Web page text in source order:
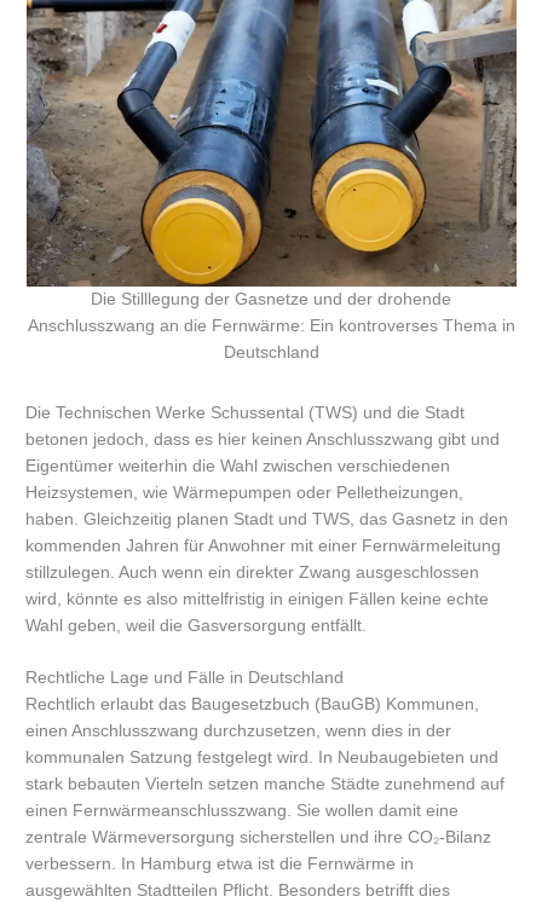
Die Stilllegung der Gasnetze und der drohende
Anschlusszwang an die Fernwärme: Ein kontroverses Thema in
Deutschland
Die Technischen Werke Schussental (TWS) und die Stadt
betonen jedoch, dass es hier keinen Anschlusszwang gibt und
Eigentümer weiterhin die Wahl zwischen verschiedenen
Heizsystemen, wie Wärmepumpen oder Pelletheizungen,
haben. Gleichzeitig planen Stadt und TWS, das Gasnetz in den
kommenden Jahren für Anwohner mit einer Fernwärmeleitung
stillzulegen. Auch wenn ein direkter Zwang ausgeschlossen
wird, könnte es also mittelfristig in einigen Fällen keine echte
Wahl geben, weil die Gasversorgung entfällt.
Rechtliche Lage und Fälle in Deutschland
Rechtlich erlaubt das Baugesetzbuch (BauGB) Kommunen,
einen Anschlusszwang durchzusetzen, wenn dies in der
kommunalen Satzung festgelegt wird. In Neubaugebieten und
stark bebauten Vierteln setzen manche Städte zunehmend auf
einen Fernwärmeanschlusszwang. Sie wollen damit eine
zentrale Wärmeversorgung sicherstellen und ihre CO₂-Bilanz
verbessern. In Hamburg etwa ist die Fernwärme in
ausgewählten Stadtteilen Pflicht. Besonders betrifft dies